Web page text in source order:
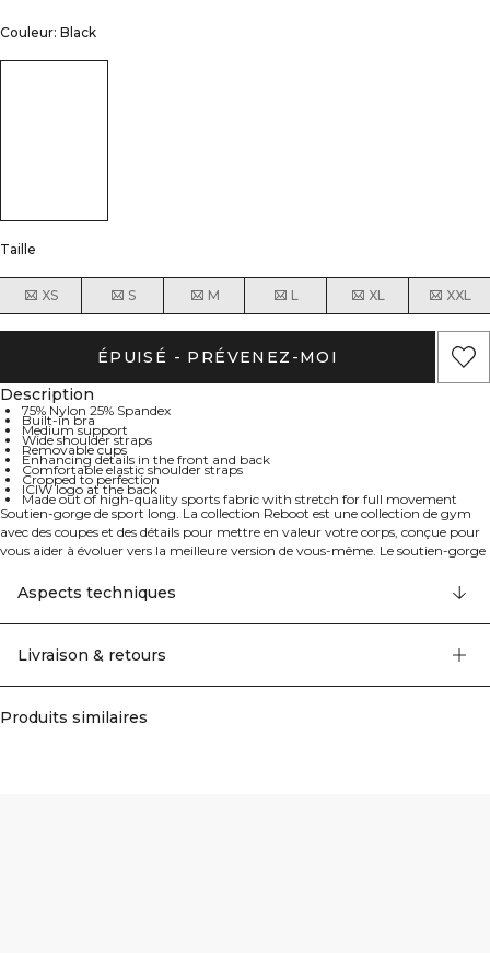
Couleur: Black
Taille
XS S M L XL XXL
ÉPUISÉ - PRÉVENEZ-MOI
Description
75% Nylon 25% Spandex
Built-in bra
Medium support
Wide shoulder straps
Removable cups
Enhancing details in the front and back
Comfortable elastic shoulder straps
Cropped to perfection
ICIW logo at the back
Made out of high-quality sports fabric with stretch for full movement
Soutien-gorge de sport long. La collection Reboot est une collection de gym
avec des coupes et des détails pour mettre en valeur votre corps, conçue pour
vous aider à évoluer vers la meilleure version de vous-même. Le soutien-gorge
débardeur, coupé à la perfection. Il dispose de bonnets amovibles, de bretelles
élastiques confortables et de détails valorisants à l'avant et à l'arrière. Fabriqué
à partir d'un tissu de sport de haute qualité avec de l'élasticité pour une liberté
75% Nylon 25% Elastan
Aspects techniques
Livraison & retours
Produits similaires